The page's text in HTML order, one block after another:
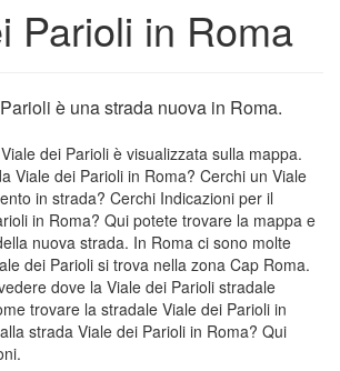
Parioli in Roma
è una strada nuova in Roma.
dei Parioli è visualizzata sulla mappa.
Viale dei Parioli in Roma? Cerchi un Viale
in strada? Cerchi Indicazioni per il
in Roma? Qui potete trovare la mappa e
nuova strada. In Roma ci sono molte
dei Parioli si trova nella zona Cap Roma.
dove la Viale dei Parioli stradale
trovare la stradale Viale dei Parioli in
strada Viale dei Parioli in Roma? Qui